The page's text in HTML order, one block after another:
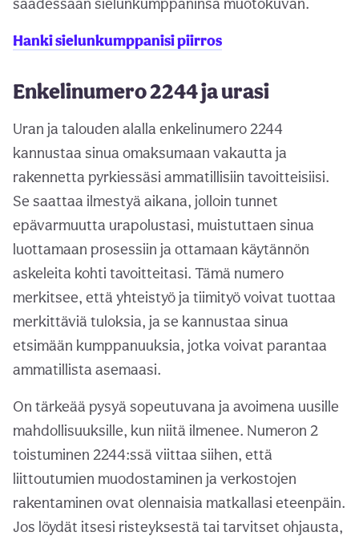
Hanki sielunkumppanisi piirros
Enkelinumero 2244 ja urasi
Uran ja talouden alalla enkelinumero 2244
kannustaa sinua omaksumaan vakautta ja
rakennetta pyrkiessäsi ammatillisiin tavoitteisiisi.
Se saattaa ilmestyä aikana, jolloin tunnet
epävarmuutta urapolustasi, muistuttaen sinua
luottamaan prosessiin ja ottamaan käytännön
askeleita kohti tavoitteitasi. Tämä numero
merkitsee, että yhteistyö ja tiimityö voivat tuottaa
merkittäviä tuloksia, ja se kannustaa sinua
etsimään kumppanuuksia, jotka voivat parantaa
ammatillista asemaasi.
On tärkeää pysyä sopeutuvana ja avoimena uusille
mahdollisuuksille, kun niitä ilmenee. Numeron 2
toistuminen 2244:ssä viittaa siihen, että
liittoutumien muodostaminen ja verkostojen
rakentaminen ovat olennaisia matkallasi eteenpäin.
Jos löydät itsesi risteyksestä tai tarvitset ohjausta,